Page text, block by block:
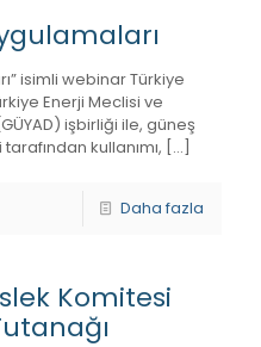
isimli webinar Türkiye
Enerji Meclisi ve
işbirliği ile, güneş
kullanımı, […]
Daha fazla
Komitesi